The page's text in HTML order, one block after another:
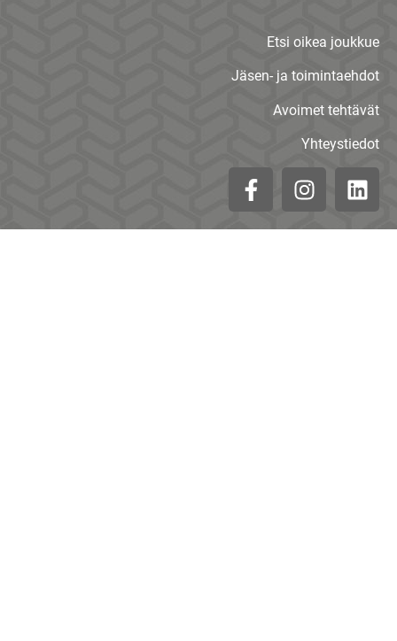
Etsi oikea joukkue
Jäsen- ja toimintaehdot
Avoimet tehtävät
Yhteystiedot